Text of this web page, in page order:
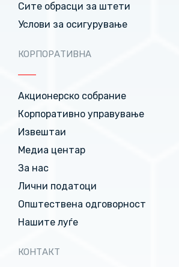
Сите обрасци за штети
Услови за осигурување
КОРПОРАТИВНА
Акционерско собрание
Корпоративно управување
Извештаи
Медиа центар
За нас
Лични податоци
Општествена одговорност
Нашите луѓе
КОНТАКТ